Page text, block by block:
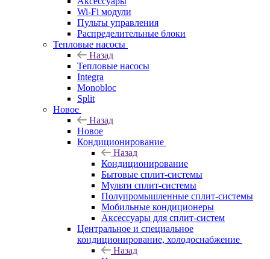
Wi-Fi модули
Пульты управления
Распределительные блоки
Тепловые насосы
Назад
Тепловые насосы
Integra
Monobloc
Split
Новое
Назад
Новое
Кондиционирование
Назад
Кондиционирование
Бытовые сплит-системы
Мульти сплит-системы
Полупромышленные сплит-системы
Мобильные кондиционеры
Аксессуары для сплит-систем
Центральное и специальное
кондиционирование, холодоснабжение
Назад